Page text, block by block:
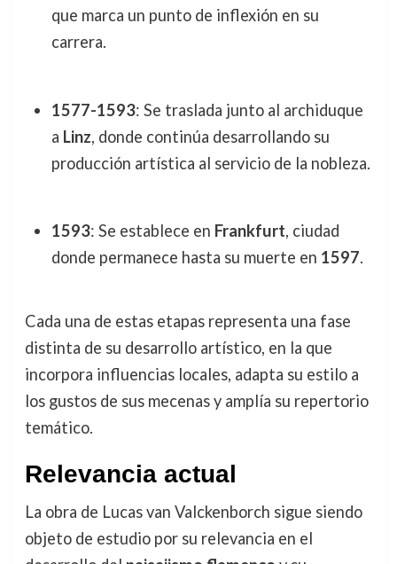
que marca un punto de inflexión en su
carrera.
1577-1593: Se traslada junto al archiduque
a Linz, donde continúa desarrollando su
producción artística al servicio de la nobleza.
1593: Se establece en Frankfurt, ciudad
donde permanece hasta su muerte en 1597.
Cada una de estas etapas representa una fase
distinta de su desarrollo artístico, en la que
incorpora influencias locales, adapta su estilo a
los gustos de sus mecenas y amplía su repertorio
temático.
Relevancia actual
La obra de Lucas van Valckenborch sigue siendo
objeto de estudio por su relevancia en el